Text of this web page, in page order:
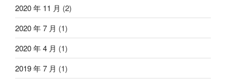
2020 年 11 月 (2)
2020 年 7 月 (1)
2020 年 4 月 (1)
2019 年 7 月 (1)